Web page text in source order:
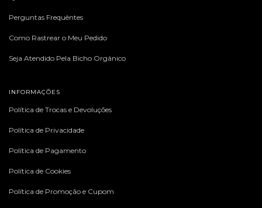
Perguntas Frequêntes
Como Rastrear o Meu Pedido
Seja Atendido Pela Bicho Orgânico
INFORMAÇÕES
Política de Trocas e Devoluções
Política de Privacidade
Política de Pagamento
Política de Cookies
Política de Promoção e Cupom